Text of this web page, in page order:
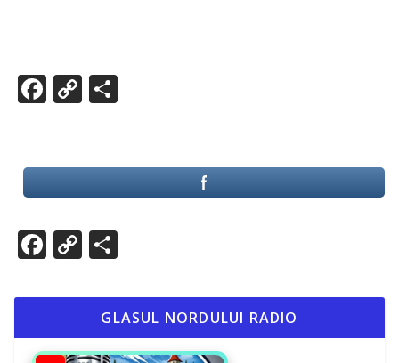
Facebook
CopyPartajează
Facebook
CopyPartajează
GLASUL NORDULUI RADIO